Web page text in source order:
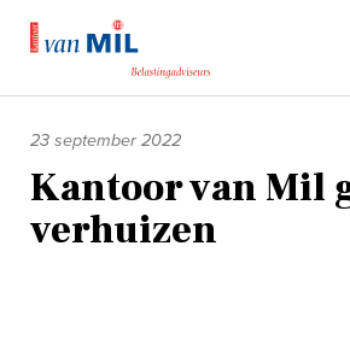
inhoud
23 september 2022
Kantoor van Mil
verhuizen